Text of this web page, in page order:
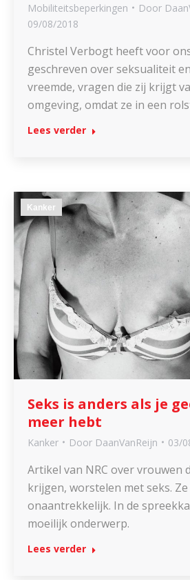
Mobiliteitsbeperkingen Door
09/08/2018
Christel Verbogt heeft voor
geschreven over seksualiteit
vreemde, vragen die zij krijgt
omgeving, omdat ze in een
Lees verder
Kanker
Seks is anders als je
meer hebt
Kanker Door DaanVanReijn 03/
Artikel van NRC over vrouwen
krijgen, worstelen met seks.
onaantrekkelijk. In de
moeilijk onderwerp.
Lees verder